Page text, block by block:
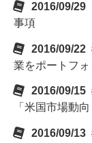
2016/09/29
事項
2016/09/22
業をポートフ
2016/09/15
「米国市場動
2016/09/13